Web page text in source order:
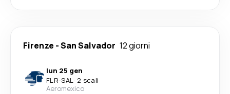
Firenze -San Salvador 12 giorni
lun 25 gen
FLR-SAL· 2 scali
Aeromexico